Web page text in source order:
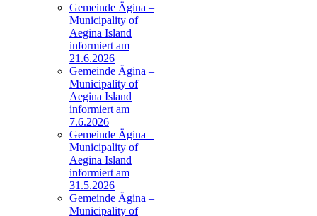
Gemeinde Ägina –
Municipality of
Aegina Island
informiert am
21.6.2026
Gemeinde Ägina –
Municipality of
Aegina Island
informiert am
7.6.2026
Gemeinde Ägina –
Municipality of
Aegina Island
informiert am
31.5.2026
Gemeinde Ägina –
Municipality of